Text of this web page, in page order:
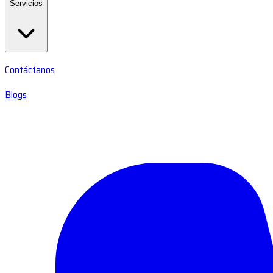
Servicios
Contáctanos
Blogs